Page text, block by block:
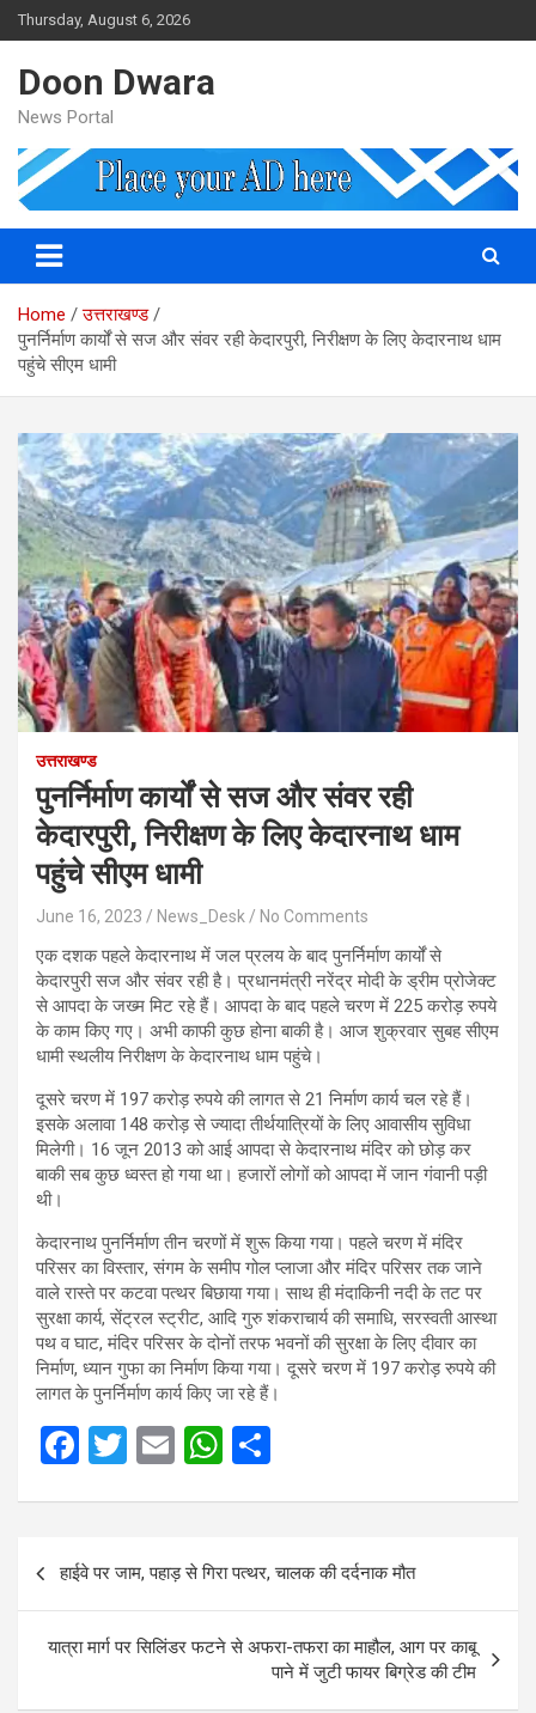
Skip
to
Thursday, August 6, 2026
Doon Dwara
News Portal
Home
उत्तराखण्ड
पुनर्निर्माण कार्यों से सज और संवर रही केदारपुरी, निरीक्षण के लिए केदारनाथ धाम
पहुंचे सीएम धामी
उत्तराखण्ड
पुनर्निर्माण कार्यों से सज और संवर रही
केदारपुरी, निरीक्षण के लिए केदारनाथ धाम
पहुंचे सीएम धामी
June 16, 2023 News_Desk No Comments
एक दशक पहले केदारनाथ में जल प्रलय के बाद पुनर्निर्माण कार्यों से
केदारपुरी सज और संवर रही है। प्रधानमंत्री नरेंद्र मोदी के ड्रीम प्रोजेक्ट
से आपदा के जख्म मिट रहे हैं। आपदा के बाद पहले चरण में 225 करोड़ रुपये
के काम किए गए। अभी काफी कुछ होना बाकी है। आज शुक्रवार सुबह सीएम
धामी स्थलीय निरीक्षण के केदारनाथ धाम पहुंचे।
दूसरे चरण में 197 करोड़ रुपये की लागत से 21 निर्माण कार्य चल रहे हैं।
इसके अलावा 148 करोड़ से ज्यादा तीर्थयात्रियों के लिए आवासीय सुविधा
मिलेगी। 16 जून 2013 को आई आपदा से केदारनाथ मंदिर को छोड़ कर
बाकी सब कुछ ध्वस्त हो गया था। हजारों लोगों को आपदा में जान गंवानी पड़ी
थी।
केदारनाथ पुनर्निर्माण तीन चरणों में शुरू किया गया। पहले चरण में मंदिर
परिसर का विस्तार, संगम के समीप गोल प्लाजा और मंदिर परिसर तक जाने
वाले रास्ते पर कटवा पत्थर बिछाया गया। साथ ही मंदाकिनी नदी के तट पर
सुरक्षा कार्य, सेंट्रल स्ट्रीट, आदि गुरु शंकराचार्य की समाधि, सरस्वती आस्था
पथ व घाट, मंदिर परिसर के दोनों तरफ भवनों की सुरक्षा के लिए दीवार का
निर्माण, ध्यान गुफा का निर्माण किया गया। दूसरे चरण में 197 करोड़ रुपये की
लागत के पुनर्निर्माण कार्य किए जा रहे हैं।
F
b
o
o
T
er
E
W
s
A
p
e
Post
navigation
हाईवे पर जाम, पहाड़ से गिरा पत्थर, चालक की दर्दनाक मौत
यात्रा मार्ग पर सिलिंडर फटने से अफरा-तफरा का माहौल, आग पर काबू
पाने में जुटी फायर बिग्रेड की टीम